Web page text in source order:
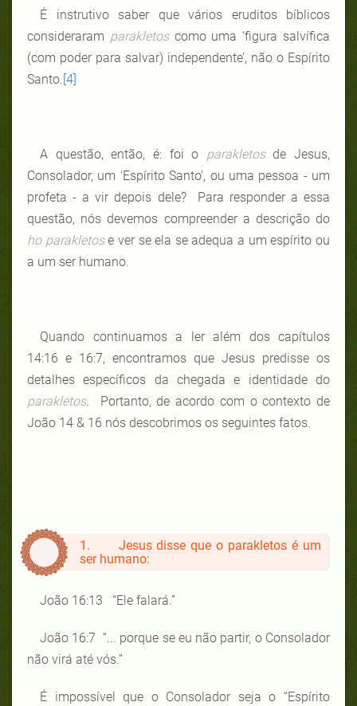
É instrutivo saber que vários eruditos bíblicos
consideraram parakletoscomo uma ‘figura salvífica
(com poder para salvar) independente’, não o Espírito
Santo. [4]
A questão, então, é: foi o parakletosde Jesus,
Consolador, um 'Espírito Santo', ou uma pessoa - um
profeta - a vir depois dele? Para responder a essa
questão, nós devemos compreender a descrição do
ho parakletose ver se ela se adequa a um espírito ou
a um ser humano.
Quando continuamos a ler além dos capítulos
14:16 e 16:7, encontramos que Jesus predisse os
detalhes específicos da chegada e identidade do
parakletos. Portanto, de acordo com o contexto de
João 14 & 16 nós descobrimos os seguintes fatos.
1. Jesus disse que o parakletos é um
ser humano:
João 16:13 “Ele falará.”
João 16:7 “... porque se eu não partir, o Consolador
não virá até vós.”
É impossível que o Consolador seja o “Espírito